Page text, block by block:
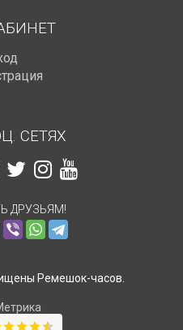
СЕТЯХ
ДРУЗЬЯМ!
Ремешок-часов.